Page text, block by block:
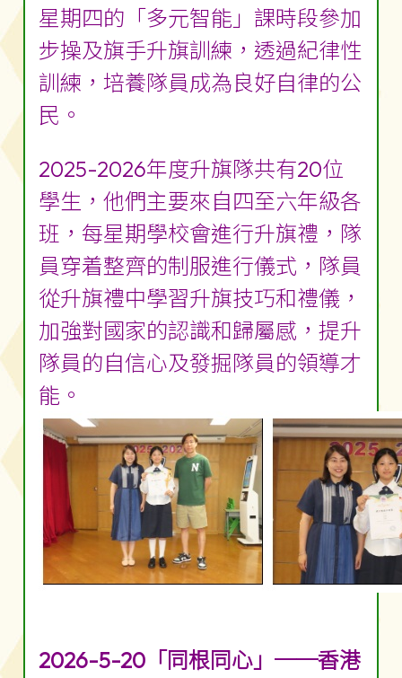
星期四的「多元智能」課時段參加
步操及旗手升旗訓練，透過紀律性
訓練，培養隊員成為良好自律的公
民。
2025-2026年度升旗隊共有20位
學生，他們主要來自四至六年級各
班，每星期學校會進行升旗禮，隊
員穿着整齊的制服進行儀式，隊員
從升旗禮中學習升旗技巧和禮儀，
加強對國家的認識和歸屬感，提升
隊員的自信心及發掘隊員的領導才
能。
2026-5-20「同根同心」──香港